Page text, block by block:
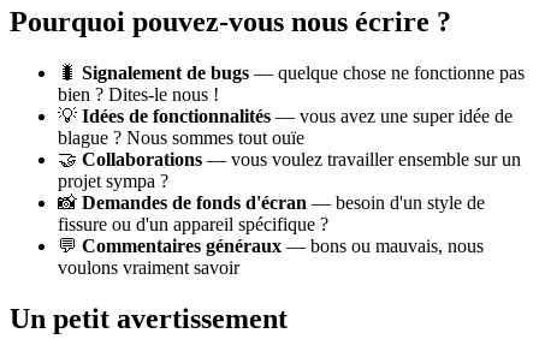
Pourquoi pouvez-vous nous écrire ?
🐛 Signalement de bugs — quelque chose ne fonctionne pas
bien ? Dites-le nous !
💡 Idées de fonctionnalités — vous avez une super idée de
blague ? Nous sommes tout ouïe
🤝 Collaborations — vous voulez travailler ensemble sur un
projet sympa ?
📸 Demandes de fonds d'écran — besoin d'un style de
fissure ou d'un appareil spécifique ?
💬 Commentaires généraux — bons ou mauvais, nous
voulons vraiment savoir
Un petit avertissement